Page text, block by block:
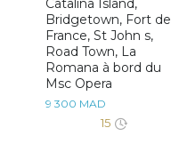
Catalina Island,
Bridgetown, Fort de
France, St John s,
Road Town, La
Romana à bord du
Msc Opera
9 300 MAD
15